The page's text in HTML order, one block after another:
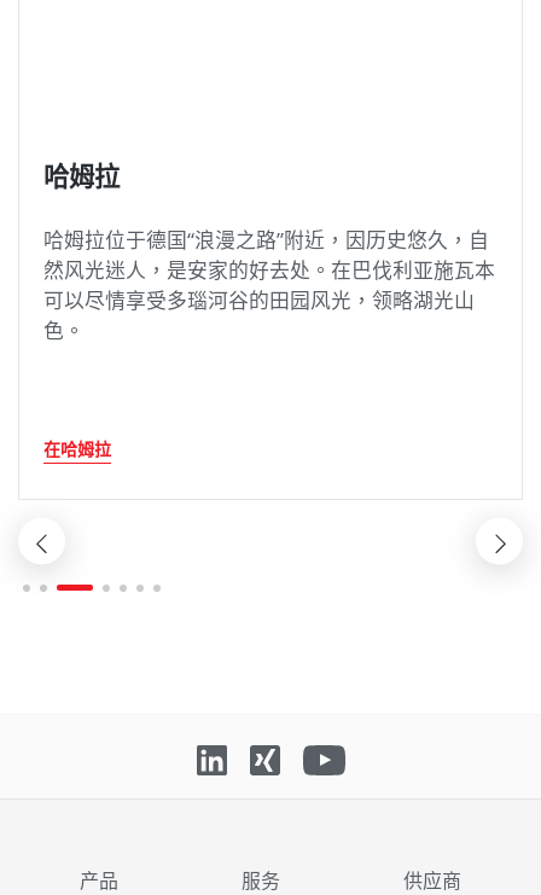
哈姆拉
哈姆拉位于德国“浪漫之路”附近，因历史悠久，自
然风光迷人，是安家的好去处。在巴伐利亚施瓦本
可以尽情享受多瑙河谷的田园风光，领略湖光山
色。
在哈姆拉
产品 服务 供应商